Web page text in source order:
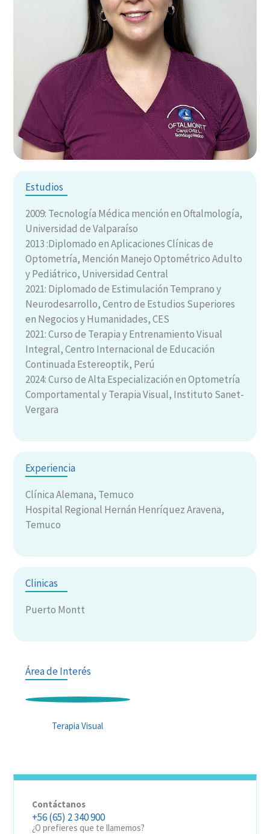
Estudios
2009: Tecnología Médica mención en Oftalmología,
Universidad de Valparaíso
2013 :Diplomado en Aplicaciones Clínicas de
Optometría, Mención Manejo Optométrico Adulto
y Pediátrico, Universidad Central
2021: Diplomado de Estimulación Temprano y
Neurodesarrollo, Centro de Estudios Superiores
en Negocios y Humanidades, CES
2021: Curso de Terapia y Entrenamiento Visual
Integral, Centro Internacional de Educación
Continuada Estereoptik, Perú
2024: Curso de Alta Especialización en Optometría
Comportamental y Terapia Visual, Instituto Sanet-
Vergara
Experiencia
Clínica Alemana, Temuco
Hospital Regional Hernán Henríquez Aravena,
Temuco
Clinicas
Puerto Montt
Área de Interés
Terapia Visual
Contáctanos
+56 (65) 2 340 900
¿O prefieres que te llamemos?